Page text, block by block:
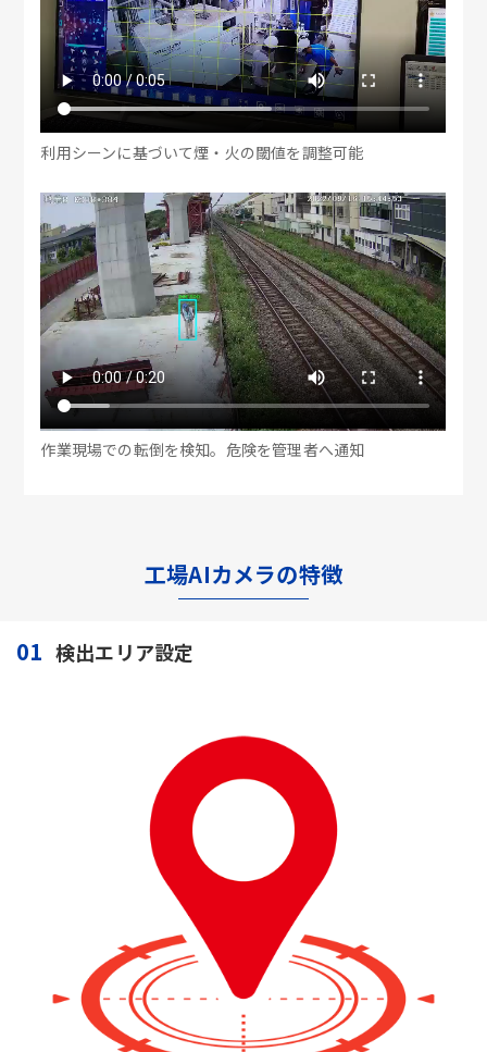
利用シーンに基づいて煙・火の閾値を調整可能
作業現場での転倒を検知。危険を管理者へ通知
工場AIカメラの特徴
01 検出エリア設定